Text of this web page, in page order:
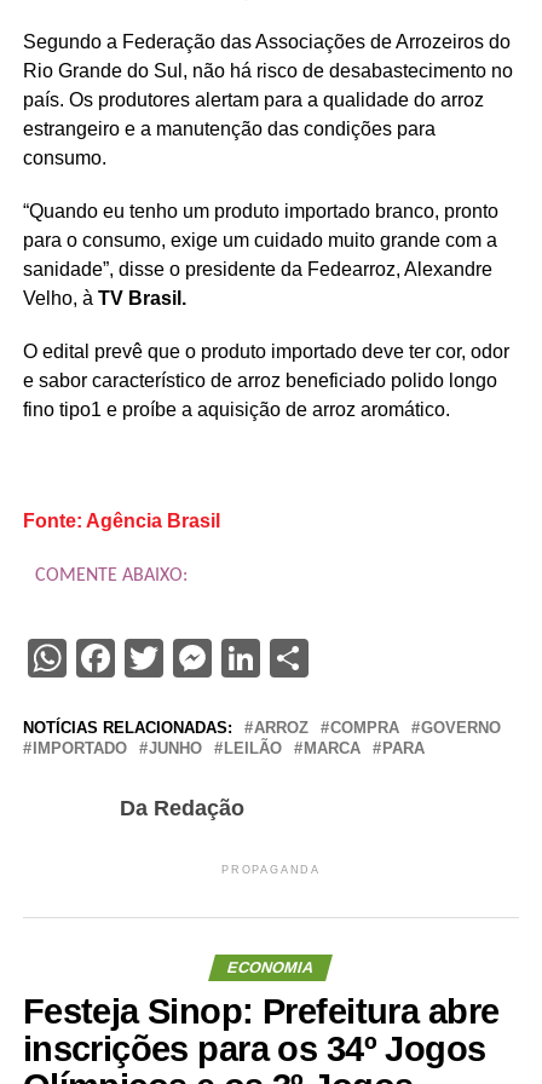
Segundo a Federação das Associações de Arrozeiros do
Rio Grande do Sul, não há risco de desabastecimento no
país. Os produtores alertam para a qualidade do arroz
estrangeiro e a manutenção das condições para
consumo.
“Quando eu tenho um produto importado branco, pronto
para o consumo, exige um cuidado muito grande com a
sanidade”, disse o presidente da Fedearroz, Alexandre
Velho, à TV Brasil.
O edital prevê que o produto importado deve ter cor, odor
e sabor característico de arroz beneficiado polido longo
fino tipo1 e proíbe a aquisição de arroz aromático.
Fonte: Agência Brasil
COMENTE ABAIXO:
WhatsApp
Facebook
Twitter
Messenger
LinkedIn
Share
NOTÍCIAS RELACIONADAS: ARROZ COMPRA
GOVERNO
IMPORTADO
JUNHO LEILÃO MARCA PARA
Da Redação
PROPAGANDA
ECONOMIA
Festeja Sinop: Prefeitura abre
inscrições para os 34º Jogos